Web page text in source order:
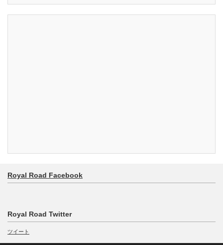
Royal Road Facebook
Royal Road Twitter
ツイート